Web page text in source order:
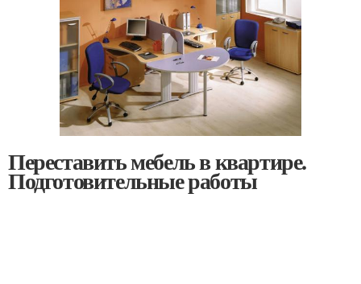
Переставить мебель в квартире.
Подготовительные работы